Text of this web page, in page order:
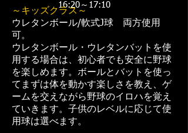
16:20～17:10
～キッズクラス～
ウレタンボール/軟式J球 両方使用
可。
ウレタンボール・ウレタンバットを使
用する場合は、初心者でも安全に野球
を楽しめます。ボールとバットを使っ
てまずは体を動かす楽しさを教え、ゲ
ームを交えながら野球のイロハを覚え
ていきます。子供のレベルに応じて使
用球は選べます。